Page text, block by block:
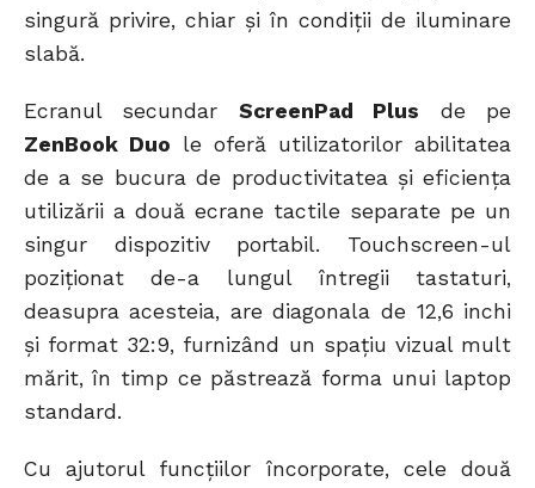
singură privire, chiar și în condiții de iluminare
slabă.
Ecranul secundar ScreenPad Plus de pe
ZenBook Duo le oferă utilizatorilor abilitatea
de a se bucura de productivitatea și eficiența
utilizării a două ecrane tactile separate pe un
singur dispozitiv portabil. Touchscreen-ul
poziționat de-a lungul întregii tastaturi,
deasupra acesteia, are diagonala de 12,6 inchi
și format 32:9, furnizând un spațiu vizual mult
mărit, în timp ce păstrează forma unui laptop
standard.
Cu ajutorul funcțiilor încorporate, cele două